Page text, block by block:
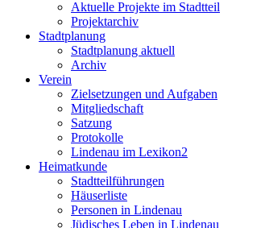
Aktuelle Projekte im Stadtteil
Projektarchiv
Stadtplanung
Stadtplanung aktuell
Archiv
Verein
Zielsetzungen und Aufgaben
Mitgliedschaft
Satzung
Protokolle
Lindenau im Lexikon2
Heimatkunde
Stadtteilführungen
Häuserliste
Personen in Lindenau
Jüdisches Leben in Lindenau